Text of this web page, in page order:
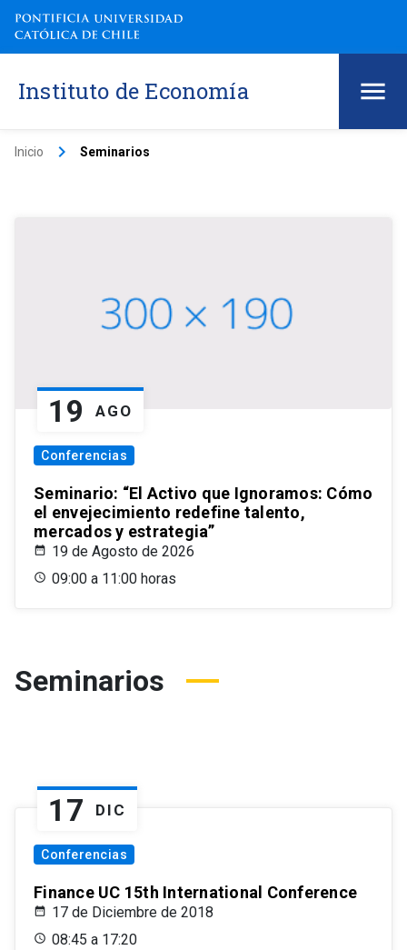
Instituto de Economía
Inicio keyboard_arrow_right Seminarios
19 AGO
Conferencias
Seminario: “El Activo que Ignoramos: Cómo
el envejecimiento redefine talento,
mercados y estrategia”
19 de Agosto de 2026
09:00 a 11:00 horas
Seminarios
17 DIC
Conferencias
Finance UC 15th International Conference
17 de Diciembre de 2018
08:45 a 17:20